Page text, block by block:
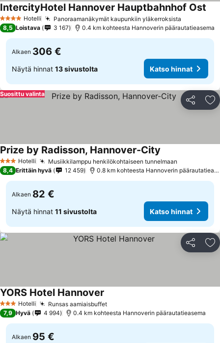
4 Tähtiluokitus
Hotelli Panoraamanäkymät kaupunkiin yläkerroksista
IntercityHotel Hannover Hauptbahnhof Ost
8,5 Loistava 3 167 0.4 km kohteesta Hannoverin päärautatieasema
Alkaen 306 €
Näytä hinnat 13 sivustolta Katso hinnat
Jaa
Suosittu valinta
3 Tähtiluokitus
Hotelli Musiikkilamppu henkilökohtaiseen tunnelmaan
Prize by Radisson, Hannover-City
8,4 Erittäin hyvä 12 459 0.8 km kohteesta Hannoverin päärautatieasema
Alkaen 82 €
Näytä hinnat 11 sivustolta Katso hinnat
Jaa
3 Tähtiluokitus
Hotelli Runsas aamiaisbuffet
YORS Hotel Hannover
7,9 Hyvä 4 994 0.4 km kohteesta Hannoverin päärautatieasema
Alkaen 95 €